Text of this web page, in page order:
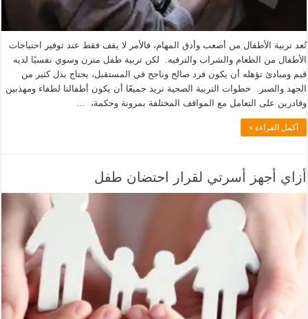
تُعد تربية الأطفال من أصعب وأدق المهام، فالأمر لا يقف فقط عند توفير احتياجات
الأطفال من الطعام والشراب والترفيه. لكن تربية طفل متزن وسوي نفسيًا لديه
قيم ومبادئ تؤهله أن يكون فرد صالح وناجح في المستقبل، يحتاج بذل كثير من
الجهد والصبر. خطوات التربية الصحية نريد جميعًا أن يكون أطفالنا لطفاء ومهذبين
وقادرين على التعامل مع المواقف المختلفة بمرونة وحكمة، …
أكمل القراءة »
أزاي أجهز أسرتي لقرار احتضان طفل